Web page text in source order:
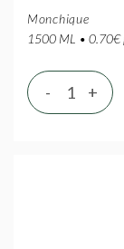
Monchique
1500 ML • 0.70€
+
-